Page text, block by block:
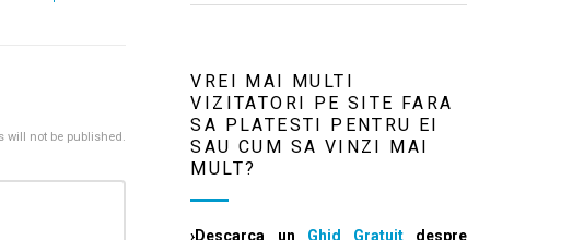
will not be published.
VREI MAI MULTI
VIZITATORI PE SITE FARA
SA PLATESTI PENTRU EI
SAU CUM SA VINZI MAI
MULT?
›Descarca un Ghid Gratuitdespre